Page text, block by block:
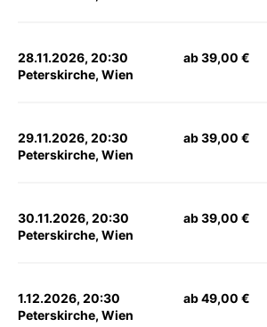
28.11.2026, 20:30
Peterskirche, Wien
ab 39,00 €
29.11.2026, 20:30
Peterskirche, Wien
ab 39,00 €
30.11.2026, 20:30
Peterskirche, Wien
ab 39,00 €
1.12.2026, 20:30
Peterskirche, Wien
ab 49,00 €